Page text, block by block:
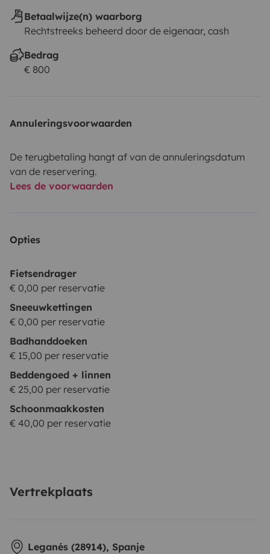
Betaalwijze(n) waarborg
Rechtstreeks beheerd door de eigenaar, cash
Bedrag
€ 800
Annuleringsvoorwaarden
De terugbetaling hangt af van de annuleringsdatum
van de reservering.
Lees de voorwaarden
Opties
Fietsendrager
€ 0,00 per reservatie
Sneeuwkettingen
€ 0,00 per reservatie
Badhanddoeken
€ 15,00 per reservatie
Beddengoed + linnen
€ 25,00 per reservatie
Schoonmaakkosten
€ 40,00 per reservatie
Vertrekplaats
Leganés (28914), Spanje